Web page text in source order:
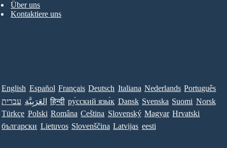
Über uns
Kontaktiere uns
English Español Français Deutsch Italiana Nederlands Português
עברית العَرَبِيَّة हिन्दी ру́сский язы́к Dansk Svenska Suomi Norsk
Türkçe Polski Româna Ceština Slovenský Magyar Hrvatski
български Lietuvos Slovenščina Latvijas eesti